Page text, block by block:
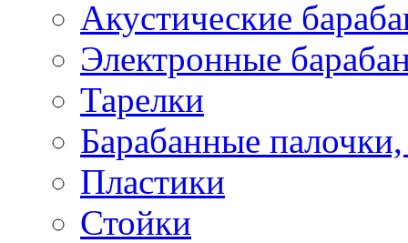
Акустические
Электронные
Тарелки
Барабанные
Пластики
Стойки